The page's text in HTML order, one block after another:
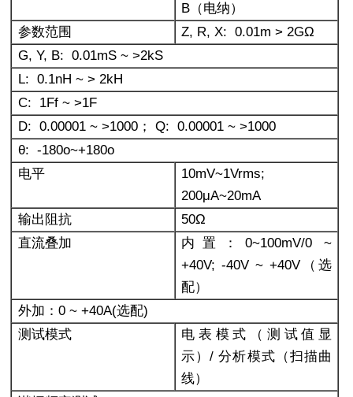
B（电纳）
参数范围
Z, R, X: 0.01m > 2GΩ
G, Y, B: 0.01mS ~ >2kS
L: 0.1nH ~ > 2kH
C: 1Ff ~ >1F
D: 0.00001 ~ >1000； Q: 0.00001 ~ >1000
θ: -180o~+180o
电平
10mV~1Vrms;
200μA~20mA
输出阻抗
50Ω
直流叠加
内置：0~100mV/0 ~
+40V; -40V ~ +40V（选
配）
外加：0 ~ +40A(选配)
测试模式
电表模式（测试值显
示）/ 分析模式（扫描曲
线）